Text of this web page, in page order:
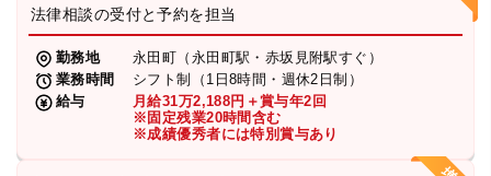
法律相談の受付と予約を担当
勤務地
永田町（永田町駅・赤坂見附駅すぐ）
業務時間
シフト制（1日8時間・週休2日制）
給与
月給31万2,188円＋賞与年2回
※固定残業20時間含む
※成績優秀者には特別賞与あり
取扱分野
解決実績